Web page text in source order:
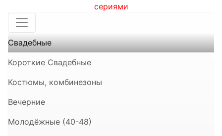
сериями
Свадебные
Короткие Свадебные
Костюмы, комбинезоны
Вечерние
Молодёжные (40-48)